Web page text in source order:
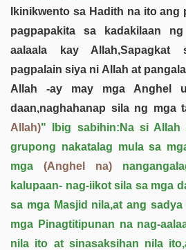
Ikinikwento sa Hadith na ito ang
pagpapakita sa kadakilaan
aalaala kay Allah,Sapagkat
pagpalain siya ni Allah at
Allah -ay may mga Anghel
daan,naghahanap sila ng mga
Allah)" Ibig sabihin:Na si Allah
grupong nakatalag mula sa
mga (Anghel na)
kalupaan- nag-iikot sila sa mga
sa mga Masjid nila,at ang
mga Pinagtitipunan na nag-
nila ito at sinasaksihan nila